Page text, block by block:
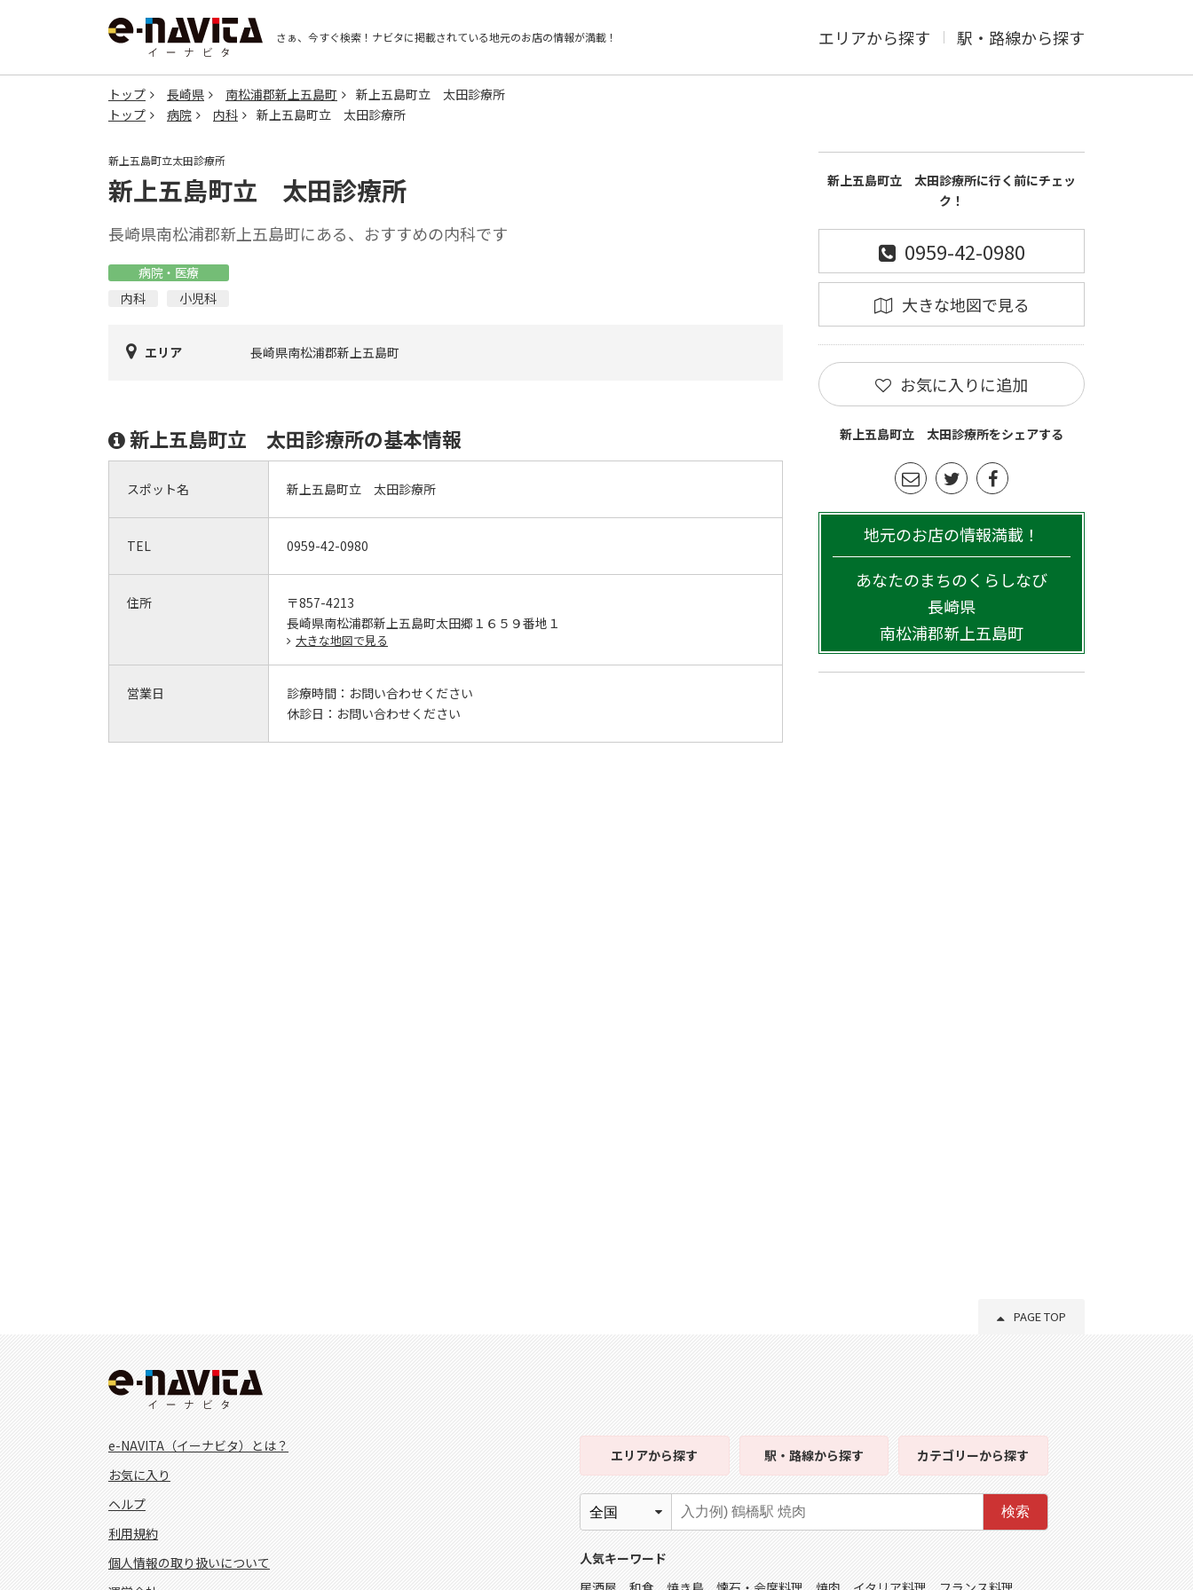
さぁ、今すぐ検索！ ナビタに掲載されている地元のお店の情報が満載！ エリアから探す 駅・路線から探す
トップ 長崎県 南松浦郡新上五島町
新上五島町立 太田診療所
トップ
病院 内科 新上五島町立 太田診療所
新上五島町立太田診療所
新上五島町立 太田診療所
長崎県南松浦郡新上五島町にある、おすすめの内科です
病院・医療
内科
小児科
エリア 長崎県南松浦郡新上五島町
新上五島町立 太田診療所の基本情報
スポット名 新上五島町立 太田診療所
TEL 0959-42-0980
住所
〒857-4213
長崎県南松浦郡新上五島町太田郷１６５９番地１
大きな地図で見る
営業日 診療時間： お問い合わせください
休診日： お問い合わせください
新上五島町立 太田診療所に行く前にチェッ
ク！
0959-42-0980
大きな地図で見る
お気に入りに追加
新上五島町立 太田診療所をシェアする
地元のお店の情報満載！
あなたのまちのくらしなび
長崎県
南松浦郡新上五島町
PAGE TOP
e-NAVITA（イーナビタ）とは？
お気に入り
ヘルプ
利用規約
個人情報の取り扱いについて
エリアから探す 駅・路線から探す カテゴリーから探す
検索
人気キーワード